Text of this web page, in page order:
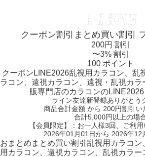
クーポン割引 まとめ買い割引
200円 割引
〜3% 割引
100 ポイント
クーポン LINE2026乱視用カラコン、乱
ラコン、遠視カラコン、遠視・乱視カラ
販専門店のカラコンの
ライン友達新登録ありがとう
商品合計金額 から 200円割引 い
合計5,000円以上の場
【会員限定】：お一人様3回
、ご利
2026年01月01日から 2026年12
おまとめ まとめ買い割引 乱視用カラコン
用カラコン、遠視カラコン、乱視カラー